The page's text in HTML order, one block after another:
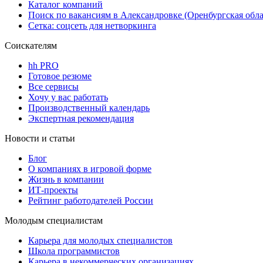
Каталог компаний
Поиск по вакансиям в Александровке (Оренбургская
Сетка: соцсеть для нетворкинга
Соискателям
hh PRO
Готовое резюме
Все сервисы
Хочу у вас работать
Производственный календарь
Экспертная рекомендация
Новости и статьи
Блог
О компаниях в игровой форме
Жизнь в компании
ИТ-проекты
Рейтинг работодателей России
Молодым специалистам
Карьера для молодых специалистов
Школа программистов